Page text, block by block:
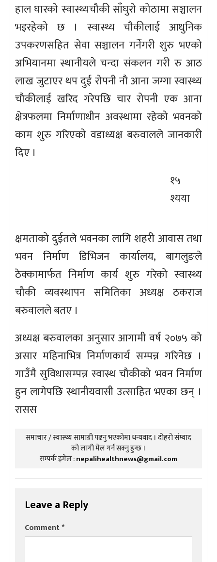
हाल घारको स्वास्थ्यचौकी साँघुरो कोठामा सञ्चालन
भइरहेको छ । स्वास्थ्य चौकीलाई आधुनिक
उपकरणसहित सेवा सञ्चालन गर्नेगरी शुरु भएको
अभियानमा स्थानीयले चन्दा संकलन गरी रु आठ
लाख जुटाएर थप दुई रोपनी नौ आना जग्गा स्वास्थ्य
चौकीलाई खरिद गरेपछि चार रोपनी एक आना
क्षेत्रफलमा निर्माणाधीन अवस्थामा रहेको भवनको
काम शुरु गरिएको वडाध्यक्ष बरुवालले जानकारी
दिए ।
१५
श्यया
क्षमताको दुईतले भवनका लागि शहरी आवास तथा
भवन निर्माण डिभिजन कार्यालय, बागलुङले
ठेक्कामार्फत निर्माण कार्य शुरु गरेको स्वास्थ्य
चौकी व्यवस्थापन समितिका अध्यक्ष ठकराज
बरुवालले बतए ।
अध्यक्ष बरुवालका अनुसार आगामी वर्ष २०७५ को
असार महिनाभित्र निर्माणकार्य सम्पन्न गरिनेछ ।
गाउँमै सुविधासम्पन्न स्वास्थ चौकीको भवन निर्माण
हुन लागेपछि स्थानीयवासी उत्साहित भएका छन् ।
रासस
समाचार / स्वास्थ्य सामाग्री पढनु भएकोमा धन्यवाद । दोहरो संम्वाद
को लागी मेल गर्न सक्नु हुन्छ ।
सम्पर्क इमेल :nepalihealthnews@gmail.com
Leave a Reply
Comment*